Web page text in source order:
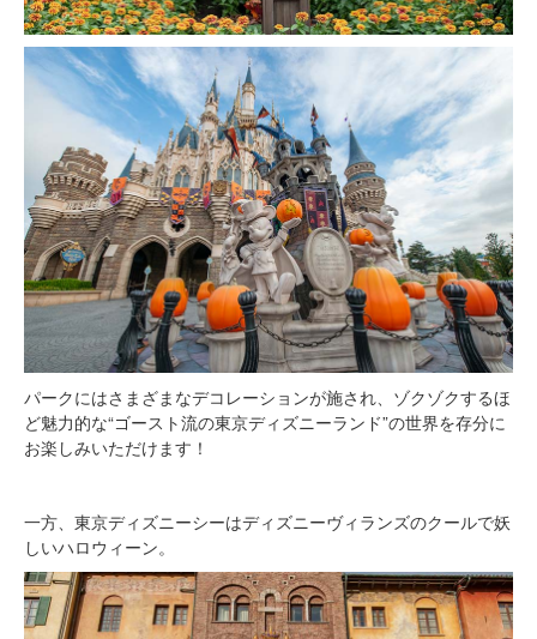
パークにはさまざまなデコレーションが施され、ゾクゾクするほ
ど魅力的な“ゴースト流の東京ディズニーランド”の世界を存分に
お楽しみいただけます！
一方、東京ディズニーシーはディズニーヴィランズのクールで妖
しいハロウィーン。